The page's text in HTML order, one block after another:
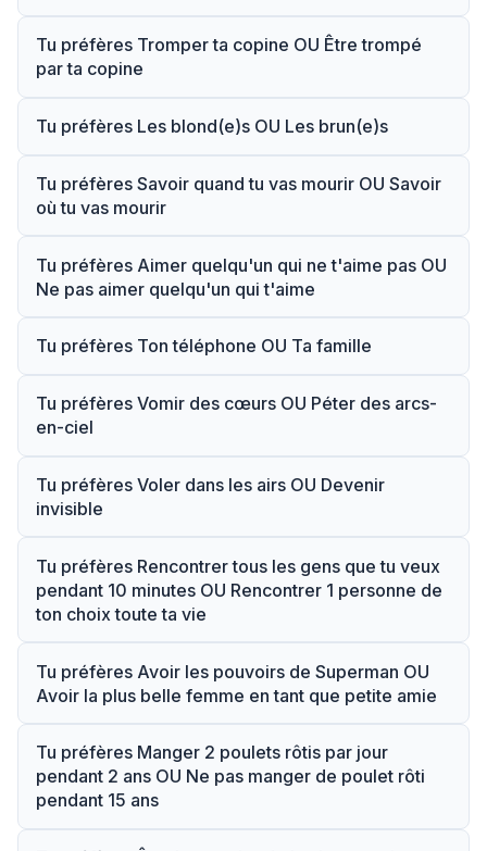
Tu préfères Tromper ta copine OU Être trompé
par ta copine
Tu préfères Les blond(e)s OU Les brun(e)s
Tu préfères Savoir quand tu vas mourir OU Savoir
où tu vas mourir
Tu préfères Aimer quelqu'un qui ne t'aime pas OU
Ne pas aimer quelqu'un qui t'aime
Tu préfères Ton téléphone OU Ta famille
Tu préfères Vomir des cœurs OU Péter des arcs-
en-ciel
Tu préfères Voler dans les airs OU Devenir
invisible
Tu préfères Rencontrer tous les gens que tu veux
pendant 10 minutes OU Rencontrer 1 personne de
ton choix toute ta vie
Tu préfères Avoir les pouvoirs de Superman OU
Avoir la plus belle femme en tant que petite amie
Tu préfères Manger 2 poulets rôtis par jour
pendant 2 ans OU Ne pas manger de poulet rôti
pendant 15 ans